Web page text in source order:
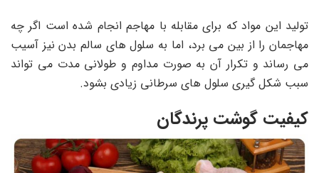
تولید این مواد که برای مقابله با مهاجم انجام شده است اگر چه
مهاجمان را از بین می برد، اما به سلول های سالم بدن نیز آسیب
می رساند و تکرار آن به صورت مداوم و طولانی مدت می تواند
سبب شکل گیری سلول های سرطانی زیادی بشود.
کیفیت گوشت پرندگان